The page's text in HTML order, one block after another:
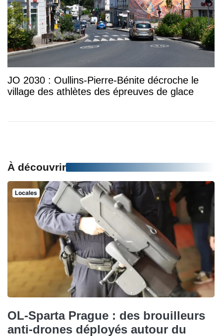
JO 2030 : Oullins-Pierre-Bénite décroche le
village des athlètes des épreuves de glace
À découvrir
Locales
OL-Sparta Prague : des brouilleurs
anti-drones déployés autour du